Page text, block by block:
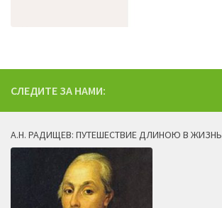
СЛЕДИТЕ ЗА НАМИ:
А.Н. РАДИЩЕВ: ПУТЕШЕСТВИЕ ДЛИНОЮ В ЖИЗНЬ